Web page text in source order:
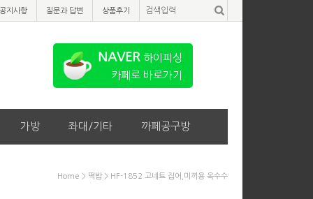
공지사항 질문과 답변 상품후기
가방 좌대/기타 까페공구방
NAVER 하이피싱
카페로 바로가기
Home > 떡밥> HF-1852 고네트 집어,미끼용 옥수수